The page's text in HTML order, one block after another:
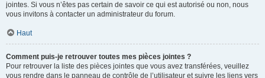
jointes. Si vous n’êtes pas certain de savoir ce qui est autorisé ou non, nous
vous invitons à contacter un administrateur du forum.
Haut
Comment puis-je retrouver toutes mes pièces jointes ?
Pour retrouver la liste des pièces jointes que vous avez transférées, veuillez
vous rendre dans le panneau de contrôle de l’utilisateur et suivre les liens vers